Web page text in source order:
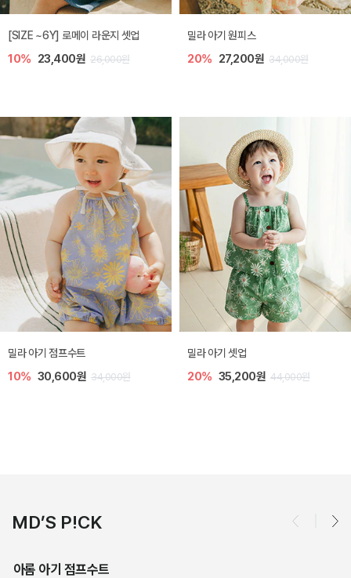
엘리오 아기 블라우스
20% 21,600원 27,000원
엘로디 니트 아기 뷔스티에
20% 21,600원 27,000원
토닉 아기 민소매 티셔츠
20% 11,200원 14,000원
베티 니트 아기 민소매 티셔츠
10% 24,300원 27,000원
MD’S P!CK
아롬 아기 점프수트